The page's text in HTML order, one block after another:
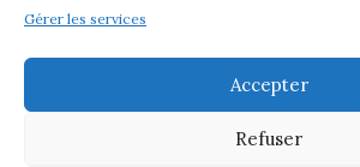
Gérer les services
Accepter
Refuser
Mentions légales &